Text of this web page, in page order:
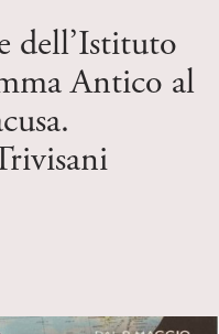
dell’Istituto
Antico al